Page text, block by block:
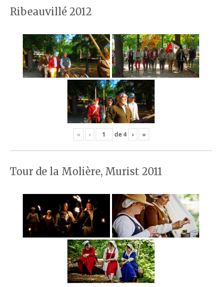
Ribeauvillé 2012
« ‹ de4 › »
Tour de la Molière, Murist 2011